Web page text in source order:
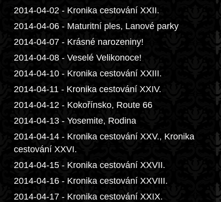
2014-04-02 - Kronika cestování XXII.
2014-04-06 - Maturitní ples, Lanové parky
2014-04-07 - Krásné narozeniny!
2014-04-08 - Veselé Velikonoce!
2014-04-10 - Kronika cestování XXIII.
2014-04-11 - Kronika cestování XXIV.
2014-04-12 - Kokořínsko, Route 66
2014-04-13 - Yosemite, Rodina
2014-04-14 - Kronika cestování XXV., Kronika
cestování XXVI.
2014-04-15 - Kronika cestování XXVII.
2014-04-16 - Kronika cestování XXVIII.
2014-04-17 - Kronika cestování XXIX.